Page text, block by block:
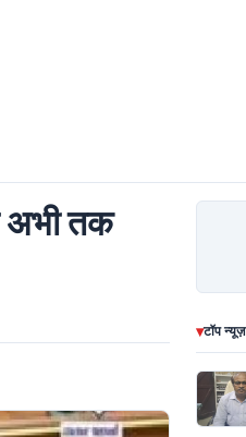
अभी तक
▾टॉप न्यूज़